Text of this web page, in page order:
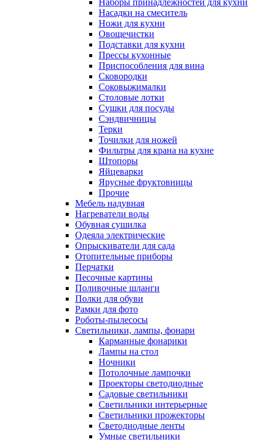
Наборы принадлежностей для кухни
Насадки на смеситель
Ножи для кухни
Овощечистки
Подставки для кухни
Прессы кухонные
Приспособления для вина
Сковородки
Соковыжималки
Столовые лотки
Сушки для посуды
Сэндвичницы
Терки
Точилки для ножей
Фильтры для крана на кухне
Штопоры
Яйцеварки
Ярусные фруктовницы
Прочие
Мебель надувная
Нагреватели воды
Обувная сушилка
Одеяла электрические
Опрыскиватели для сада
Отопительные приборы
Перчатки
Песочные картины
Поливочные шланги
Полки для обуви
Рамки для фото
Роботы-пылесосы
Светильники, лампы, фонари
Карманные фонарики
Лампы на стол
Ночники
Потолочные лампочки
Проекторы светодиодные
Садовые светильники
Светильники интерьерные
Светильники прожекторы
Светодиодные ленты
Умные светильники